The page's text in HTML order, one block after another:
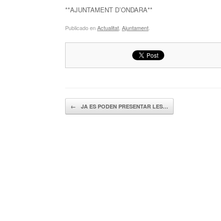
**AJUNTAMENT D’ONDARA**
Publicado enActualitat Ajuntament
Navegador de artículos
← JA ES PODEN PRESENTAR LES…